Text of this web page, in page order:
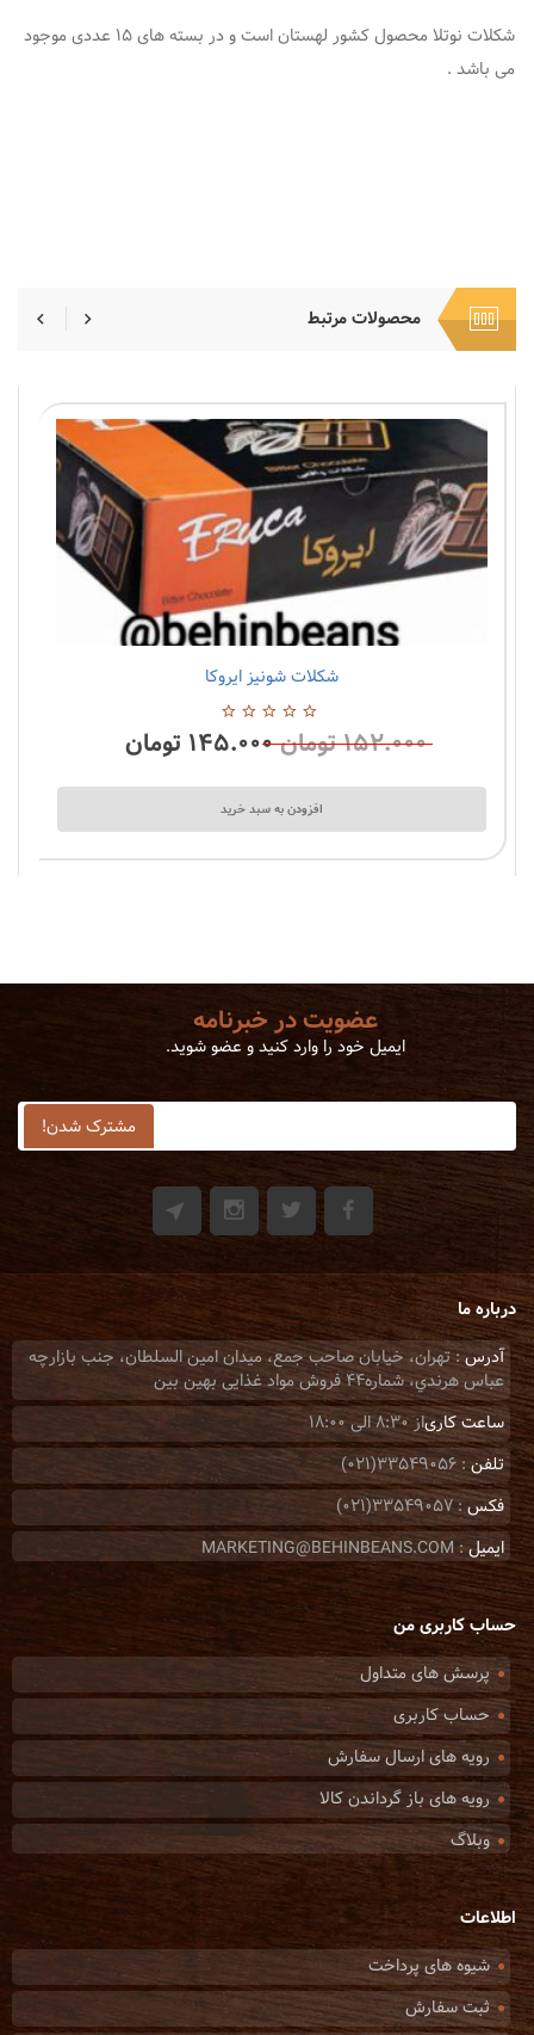
شکلات نوتلا محصول کشور لهستان است و در بسته های ۱۵ عددی موجود
می باشد .
محصولات مرتبط
شکلات شونیز ایروکا
از
۱۵۲.۰۰۰تومان۱۴۵.۰۰۰ تومان
افزودن به سبد خرید
عضویت در خبرنامه
ایمیل خود را وارد کنید و عضو شوید.
درباره ما
آدرس: تهران، خيابان صاحب جمع، ميدان امين السلطان، جنب بازارچه
عباس هرندي، شماره44 فروش مواد غذایی بهین بین
ساعت کاریاز 8:30 الی 18:00
تلفن : 33549056(021)
فکس: 33549057(021)
ایمیل: MARKETING@BEHINBEANS.COM
حساب کاربری من
پرسش های متداول
حساب کاربری
رویه های ارسال سفارش
رویه های باز گرداندن کالا
وبلاگ
اطلاعات
شیوه های پرداخت
ثبت سفارش